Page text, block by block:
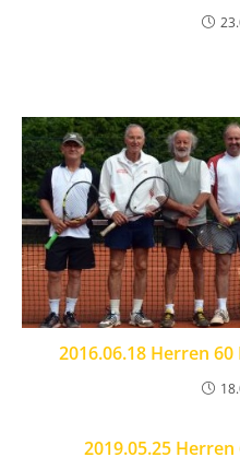
2016.06.18 Herren
2019.05.25